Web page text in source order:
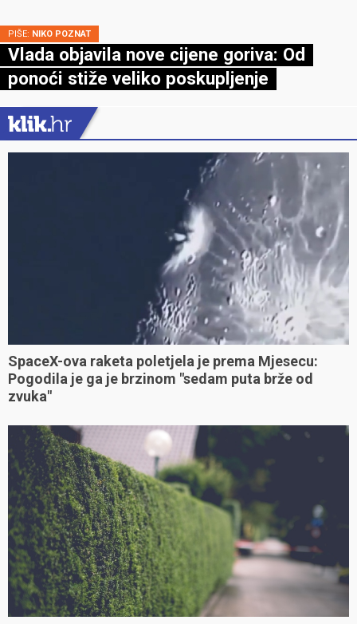
PIŠE: NIKO POZNAT
Vlada objavila nove cijene goriva: Od
ponoći stiže veliko poskupljenje
SpaceX-ova raketa poletjela je prema Mjesecu:
Pogodila je ga je brzinom "sedam puta brže od
zvuka"